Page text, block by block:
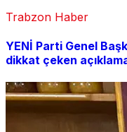
Trabzon Haber
YENİ Parti Genel
dikkat çeken